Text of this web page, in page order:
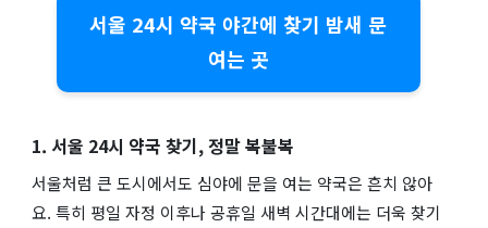
서울 24시 약국 야간에 찾기 밤새 문
여는 곳
1. 서울 24시 약국 찾기, 정말 복불복
서울처럼 큰 도시에서도 심야에 문을 여는 약국은 흔치 않아
요. 특히 평일 자정 이후나 공휴일 새벽 시간대에는 더욱 찾기